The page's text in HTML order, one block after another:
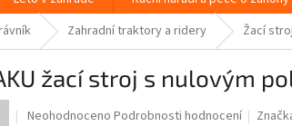
Zahradní traktory a ridery Žací
žací stroj s nulovým
Průměrné
Neohodnoceno Podrobnosti hodnocení